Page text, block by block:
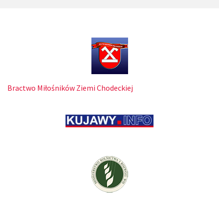
Bractwo Miłośników Ziemi Chodeckiej